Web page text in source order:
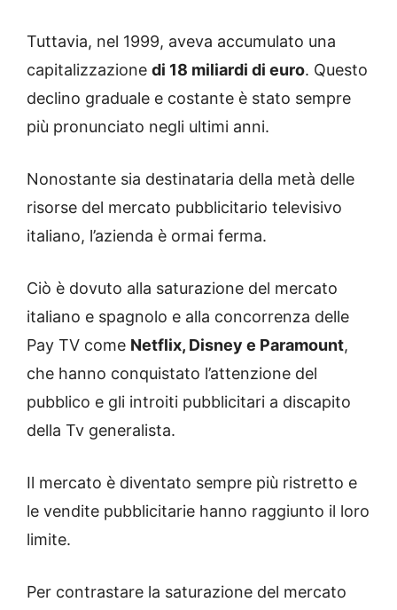
Tuttavia, nel 1999, aveva accumulato una
capitalizzazione di 18 miliardi di euro. Questo
declino graduale e costante è stato sempre
più pronunciato negli ultimi anni.
Nonostante sia destinataria della metà delle
risorse del mercato pubblicitario televisivo
italiano, l’azienda è ormai ferma.
Ciò è dovuto alla saturazione del mercato
italiano e spagnolo e alla concorrenza delle
Pay TV come Netflix, Disney e Paramount,
che hanno conquistato l’attenzione del
pubblico e gli introiti pubblicitari a discapito
della Tv generalista.
Il mercato è diventato sempre più ristretto e
le vendite pubblicitarie hanno raggiunto il loro
limite.
Per contrastare la saturazione del mercato